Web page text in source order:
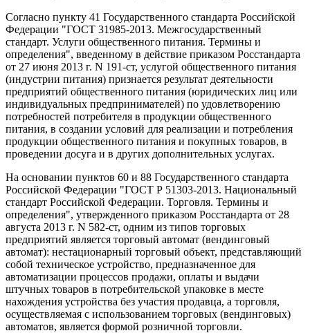
Согласно пункту 41 Государственного стандарта Российской
Федерации "ГОСТ 31985-2013. Межгосударственный
стандарт. Услуги общественного питания. Термины и
определения", введенному в действие приказом Росстандарта
от 27 июня 2013 г. N 191-ст, услугой общественного питания
(индустрии питания) признается результат деятельности
предприятий общественного питания (юридических лиц или
индивидуальных предпринимателей) по удовлетворению
потребностей потребителя в продукции общественного
питания, в создании условий для реализации и потребления
продукции общественного питания и покупных товаров, в
проведении досуга и в других дополнительных услугах.
На основании пунктов 60 и 88 Государственного стандарта
Российской Федерации "ГОСТ Р 51303-2013. Национальный
стандарт Российской Федерации. Торговля. Термины и
определения", утвержденного приказом Росстандарта от 28
августа 2013 г. N 582-ст, одним из типов торговых
предприятий является торговый автомат (вендинговый
автомат): нестационарный торговый объект, представляющий
собой техническое устройство, предназначенное для
автоматизации процессов продажи, оплаты и выдачи
штучных товаров в потребительской упаковке в месте
нахождения устройства без участия продавца, а торговля,
осуществляемая с использованием торговых (вендинговых)
автоматов, является формой розничной торговли.